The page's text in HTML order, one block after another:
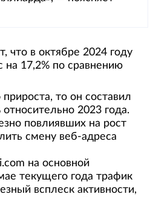
что в октябре 2024 году
на 17,2% по сравнению
то он составил
2023 года.
повлиявших на рост
смену веб-адреса
на основной
текущего года трафик
всплеск активности,